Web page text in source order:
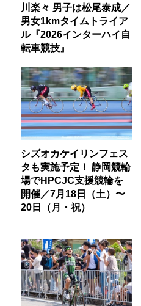
川楽々 男子は松尾泰成／
男女1kmタイムトライア
ル『2026インターハイ自
転車競技』
シズオカケイリンフェス
タも実施予定！ 静岡競輪
場でHPCJC支援競輪を
開催／7月18日（土）〜
20日（月・祝）